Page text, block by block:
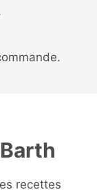
recettes